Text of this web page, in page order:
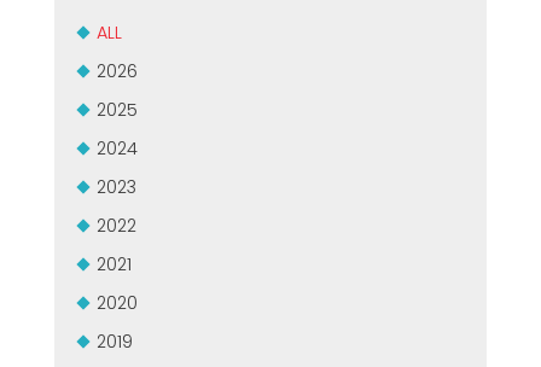
USADO CERTIFICADO MEP GROUP
EFFECTIVE COMMUNICATION
ALL
2026
2025
2024
2023
2022
2021
2020
2019